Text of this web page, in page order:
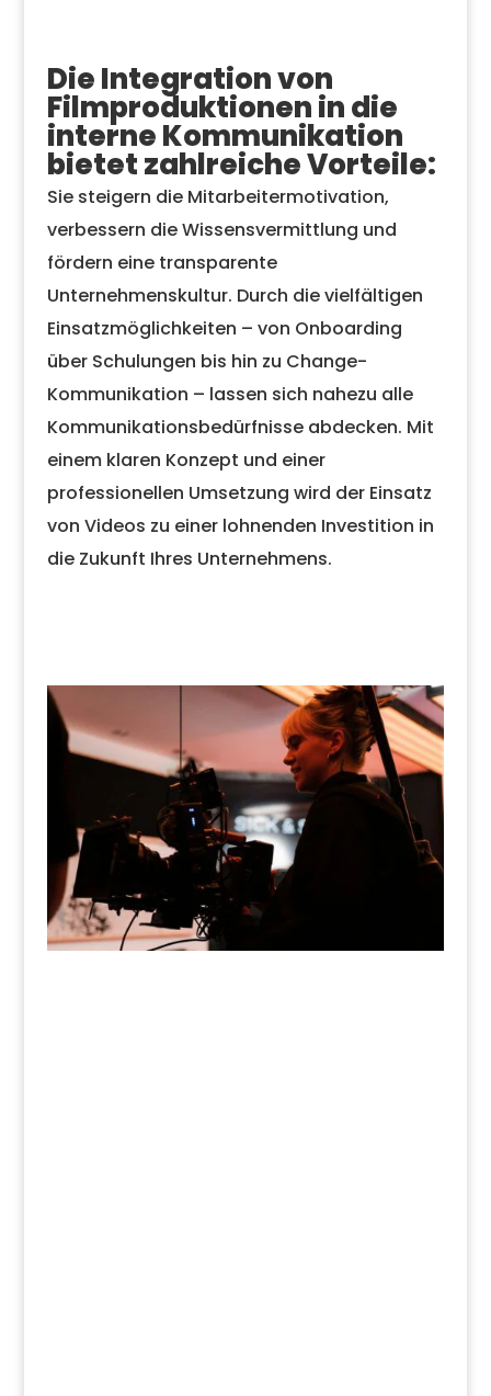
Die Integration von
Filmproduktionen in die
interne Kommunikation
bietet zahlreiche Vorteile:
Sie steigern die Mitarbeitermotivation,
verbessern die Wissensvermittlung und
fördern eine transparente
Unternehmenskultur. Durch die vielfältigen
Einsatzmöglichkeiten – von Onboarding
über Schulungen bis hin zu Change-
Kommunikation – lassen sich nahezu alle
Kommunikationsbedürfnisse abdecken. Mit
einem klaren Konzept und einer
professionellen Umsetzung wird der Einsatz
von Videos zu einer lohnenden Investition in
die Zukunft Ihres Unternehmens.